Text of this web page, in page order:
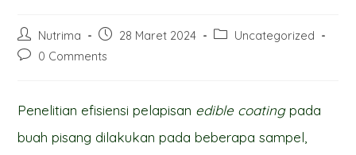
Post
author:
Nutrima
Post
published:
28 Maret 2024
PostUncategorized
Post0 Comments
Penelitian efisiensi pelapisan edible coatingpada
buah pisang dilakukan pada beberapa sampel,